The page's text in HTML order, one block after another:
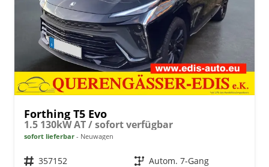
Forthing T5 Evo
1.5 130kW AT / sofort verfügbar
sofort lieferbar Neuwagen
Fahrzeugnr. 357152 Getriebe Autom. 7-Gang